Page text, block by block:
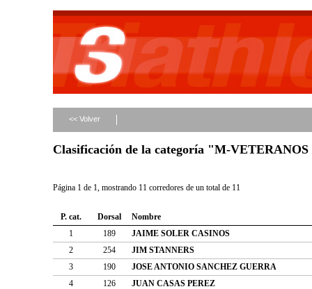
<< Volver
Clasificación de la categoría "M-
Página 1 de 1, mostrando 11 corredores de un total de 11
P. cat. Dorsal
Nombre
1
189
JAIME SOLER CASINOS
2
254
JIM STANNERS
3
190
JOSE ANTONIO SANCHEZ GUERRA
4
126
JUAN CASAS PEREZ